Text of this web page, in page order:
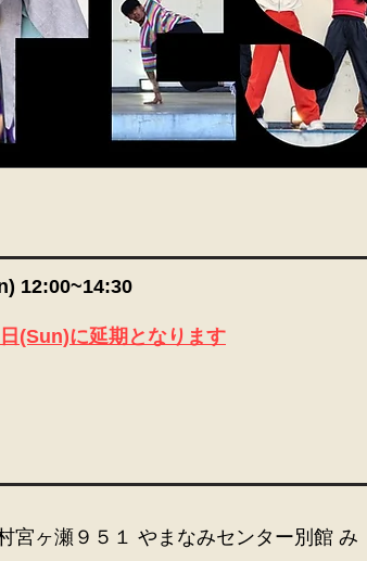
12:00~14:30
(Sun)に延期となります
宮ヶ瀬９５１ やまなみセンター別館 み